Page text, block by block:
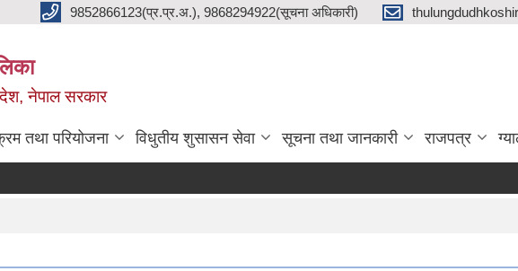
9852866123(प्र.प्र.अ.), 9868294922(सूचना अधिकारी)
नेपाल सरकार
तथा परियोजना विधुतीय शुसासन सेवा सूचना तथा जानकारी राजपत्र